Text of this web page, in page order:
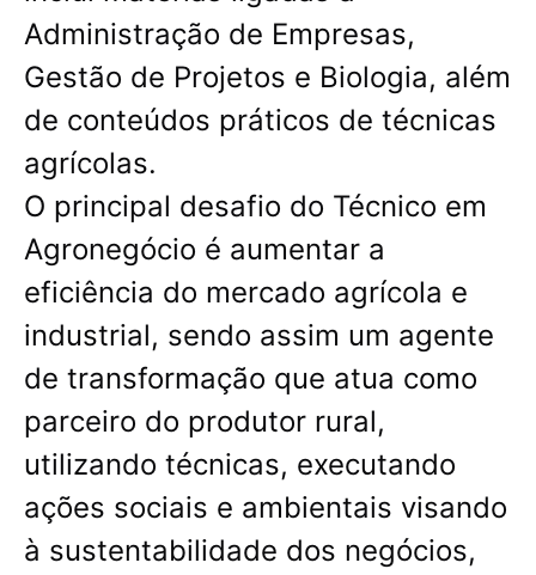
Administração de Empresas,
Gestão de Projetos e Biologia, além
de conteúdos práticos de técnicas
agrícolas.
O principal desafio do Técnico em
Agronegócio é aumentar a
eficiência do mercado agrícola e
industrial, sendo assim um agente
de transformação que atua como
parceiro do produtor rural,
utilizando técnicas, executando
ações sociais e ambientais visando
à sustentabilidade dos negócios,